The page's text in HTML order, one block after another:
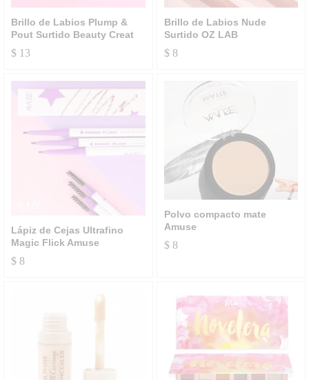
Brillo de Labios Plump &
Pout Surtido Beauty Creat
$ 13
Brillo de Labios Nude
Surtido OZ LAB
$8
Lápiz de Cejas Ultrafino
Magic Flick Amuse
$ 8
Polvo compacto mate
Amuse
$8